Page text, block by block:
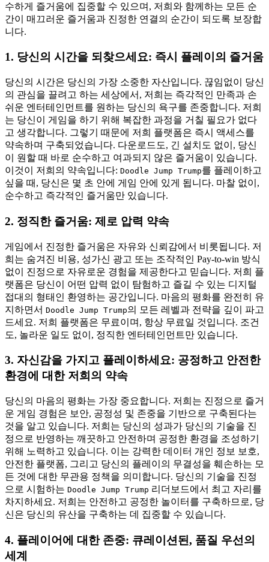
수하게 즐거움에 집중할 수 있으며, 저희와 함께하는 모든 순
간이 매끄러운 즐거움과 진정한 연결의 순간이 되도록 보장합
니다.
1. 당신의 시간을 되찾으세요: 즉시 플레이의 즐거움
당신의 시간은 당신의 가장 소중한 자산입니다. 끊임없이 당신
의 관심을 끌려고 하는 세상에서, 저희는 즉각적인 만족과 손
쉬운 엔터테인먼트를 원하는 당신의 욕구를 존중합니다. 저희
는 당신이 게임을 하기 위해 복잡한 과정을 거칠 필요가 없다
고 생각합니다. 그렇기 때문에 저희 플랫폼은 즉시 액세스를
약속하며 구축되었습니다. 다운로드도, 긴 설치도 없이, 당신
이 원할 때 바로 순수하고 여과되지 않은 즐거움이 있습니다.
이것이 저희의 약속입니다: Doodle Jump Trump를 플레이하고
싶을 때, 당신은 몇 초 안에 게임 안에 있게 됩니다. 마찰 없이,
순수하고 즉각적인 즐거움만 있습니다.
2. 정직한 즐거움: 제로 압력 약속
게임에서 진정한 즐거움은 자유와 신뢰감에서 비롯됩니다. 저
희는 숨겨진 비용, 성가신 광고 또는 조작적인 Pay-to-win 방식
없이 진정으로 자유로운 경험을 제공한다고 믿습니다. 저희 플
랫폼은 당신이 어떤 압력 없이 탐험하고 즐길 수 있는 디지털
접대의 형태인 환영하는 공간입니다. 마음의 평화를 완전히 유
지하면서 Doodle Jump Trump의 모든 레벨과 전략을 깊이 파고
드세요. 저희 플랫폼은 무료이며, 항상 무료일 것입니다. 조건
도, 놀라운 일도 없이, 정직한 엔터테인먼트만 있습니다.
3. 자신감을 가지고 플레이하세요: 공정하고 안전한
환경에 대한 저희의 약속
당신의 마음의 평화는 가장 중요합니다. 저희는 진정으로 즐거
운 게임 경험은 보안, 공정성 및 존중을 기반으로 구축된다는
것을 알고 있습니다. 저희는 당신의 성과가 당신의 기술을 진
정으로 반영하는 깨끗하고 안전하며 공정한 환경을 조성하기
위해 노력하고 있습니다. 이는 강력한 데이터 개인 정보 보호,
안전한 플랫폼, 그리고 당신의 플레이의 무결성을 훼손하는 모
든 것에 대한 무관용 정책을 의미합니다. 당신의 기술을 진정
으로 시험하는 Doodle Jump Trump 리더보드에서 최고 자리를
차지하세요. 저희는 안전하고 공정한 놀이터를 구축하므로, 당
신은 당신의 유산을 구축하는 데 집중할 수 있습니다.
4. 플레이어에 대한 존중: 큐레이션된, 품질 우선의
세계